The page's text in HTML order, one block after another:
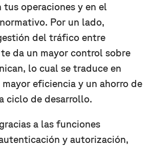
tus operaciones y en el
Por un lado,
del tráfico entre
da un mayor control sobre
lo cual se traduce en
mayor eficiencia y un ahorro de
ciclo de desarrollo.
a las funciones
y autorización,